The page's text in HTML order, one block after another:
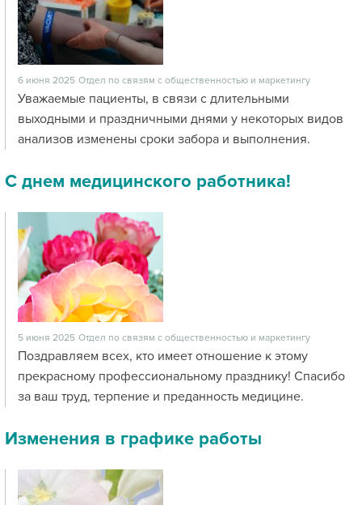
6 июня 2025 Отдел по связям с общественностью и маркетингу
Уважаемые пациенты, в связи с длительными
выходными и праздничными днями у некоторых видов
анализов изменены сроки забора и выполнения.
С днем медицинского работника!
5 июня 2025 Отдел по связям с общественностью и маркетингу
Поздравляем всех, кто имеет отношение к этому
прекрасному профессиональному празднику! Спасибо
за ваш труд, терпение и преданность медицине.
Изменения в графике работы